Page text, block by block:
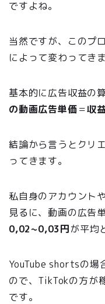
ですよね。
当然ですが、このプ
によって変わってきま
基本的に広告収益の
の動画広告単価＝収
結論から言うとクリ
ってきます。
私自身のアカウント
見るに、動画の広告
0,02~0,03円が平均
YouTube shortsの場
ので、TikTokの方が
です。